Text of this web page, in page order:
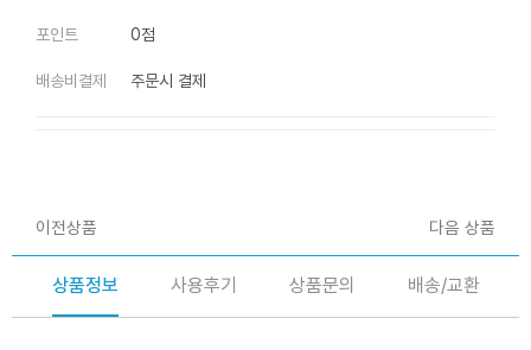
포인트 0점
배송비결제 주문시 결제
이전상품 다음 상품
상품정보 사용후기 상품문의 배송/교환